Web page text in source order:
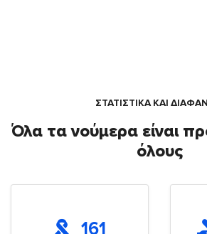
ΣΤΑΤΙΣΤΙΚΑ ΚΑΙ
Όλα τα νούμερα είναι
όλους